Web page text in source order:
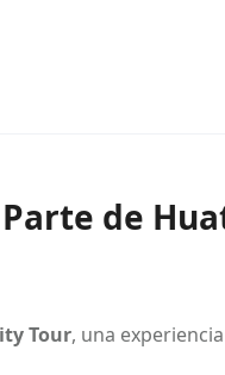
de
Tour, una